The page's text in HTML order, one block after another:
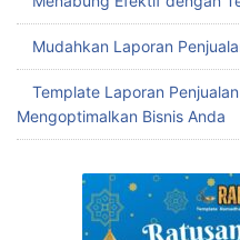
Mudahkan Laporan
Template Laporan
Mengoptimalkan Bisnis Anda